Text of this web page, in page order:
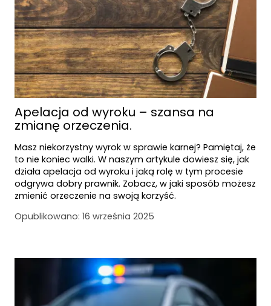
Apelacja od wyroku – szansa na
zmianę orzeczenia.
Masz niekorzystny wyrok w sprawie karnej? Pamiętaj, że
to nie koniec walki. W naszym artykule dowiesz się, jak
działa apelacja od wyroku i jaką rolę w tym procesie
odgrywa dobry prawnik. Zobacz, w jaki sposób możesz
zmienić orzeczenie na swoją korzyść.
Opublikowano: 16 września 2025